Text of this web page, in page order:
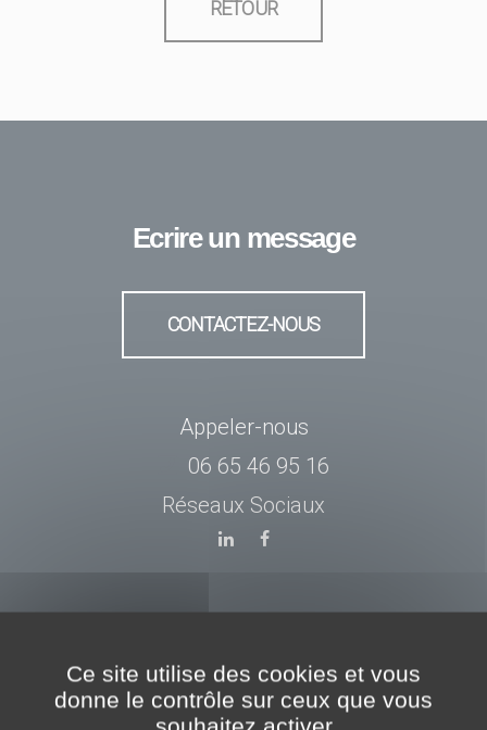
RETOUR
Ecrire un message
CONTACTEZ-NOUS
Appeler-nous
06 65 46 95 16
Réseaux Sociaux
Produits
Ce site utilise des cookies et vous
donne le contrôle sur ceux que vous